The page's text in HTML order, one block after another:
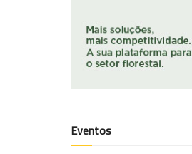
Eventos